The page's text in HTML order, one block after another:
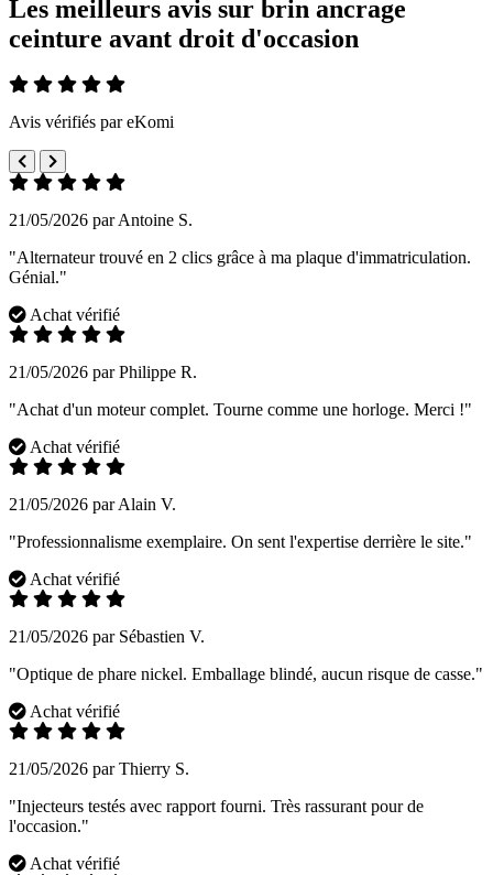
Les meilleurs avis sur brin ancrage
ceinture avant droit d'occasion
Avis vérifiés par eKomi
21/05/2026 par Antoine S.
"Alternateur trouvé en 2 clics grâce à ma plaque d'immatriculation.
Génial."
Achat vérifié
21/05/2026 par Philippe R.
"Achat d'un moteur complet. Tourne comme une horloge. Merci !"
Achat vérifié
21/05/2026 par Alain V.
"Professionnalisme exemplaire. On sent l'expertise derrière le site."
Achat vérifié
21/05/2026 par Sébastien V.
"Optique de phare nickel. Emballage blindé, aucun risque de casse."
Achat vérifié
21/05/2026 par Thierry S.
"Injecteurs testés avec rapport fourni. Très rassurant pour de
l'occasion."
Achat vérifié